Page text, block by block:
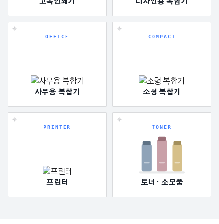
고속인쇄기 디자인용 복합기
OFFICE
사무용 복합기
COMPACT
소형 복합기
PRINTER
프린터
TONER
토너 · 소모품